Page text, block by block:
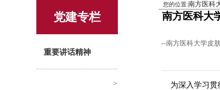
化妆品检测中心 就诊指南 人才
党建专栏
重要讲话精神
>
您的位置:南方医科
南方医科大
--南方医科大学皮
为深入学习